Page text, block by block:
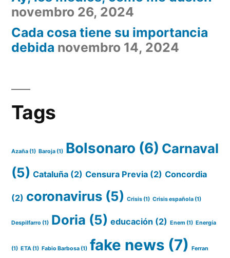
novembro 26, 2024
Cada cosa tiene su importancia
debida novembro 14, 2024
Tags
Azaña (1) Baroja (1) Bolsonaro (6) Carnaval
(5) Cataluña (2) Censura Previa (2) Concordia
(2) coronavirus (5) Crisis (1) Crisis española (1)
Despilfarro (1) Doria (5) educación (2) Enem (1) Energía
(1) ETA (1) Fabio Barbosa (1) fake news (7) Ferran